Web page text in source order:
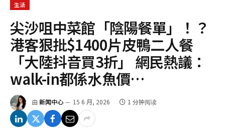
生活
尖沙咀中菜館「陰陽餐單」！？
港客狠批$1400片皮鴨二人餐
「大陸抖音買3折」 網民熱議：
walk-in都係水魚價…
由 新闻中心 15 6 月, 2026 1 分钟阅读